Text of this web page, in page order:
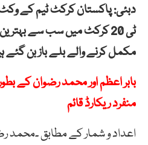
دبئی: پاکستان کرکٹ ٹیم کے وکٹ
ٹی 20 کرکٹ میں سب سے
مکمل کرنے والے بلے باز بن گئے
منفرد ریکارڈ قائم